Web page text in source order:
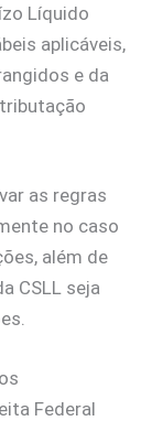
Líquido
aplicáveis,
e da
as regras
no caso
além de
CSLL seja
Federal